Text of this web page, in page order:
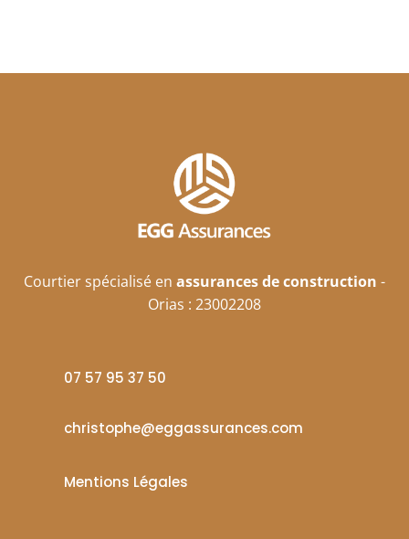
Courtier spécialisé en assurances de construction -
Orias : 23002208
07 57 95 37 50
christophe@eggassurances.com
Mentions Légales